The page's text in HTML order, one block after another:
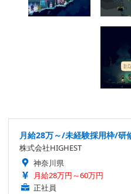
月給28万～/未経験採用枠/研
株式会社HIGHEST
神奈川県
月給28万円～60万円
正社員